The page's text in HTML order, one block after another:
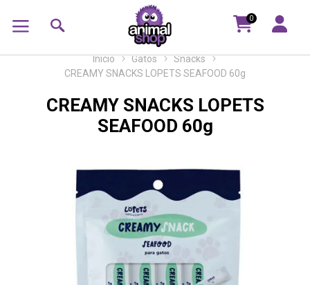
0
Inicio Gatos
Snacks
CREAMY SNACKS LOPETS SEAFOOD 60g
CREAMY SNACKS LOPETS
SEAFOOD 60g